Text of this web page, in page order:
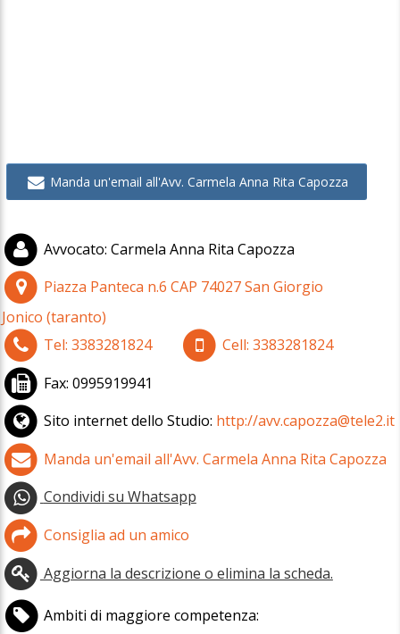
Manda un'email all'Avv. Carmela Anna Rita Capozza
Avvocato: Carmela Anna Rita Capozza
Piazza Panteca n.6 CAP 74027San Giorgio
Jonico (taranto)
Tel: 3383281824 Cell: 3383281824
Fax: 0995919941
Sito internet dello Studio: http://avv.capozza@tele2.it
Manda un'email all'Avv. Carmela Anna Rita Capozza
Condividi su Whatsapp
Consiglia ad un amico
Aggiorna la descrizione o elimina la scheda.
Ambiti di maggiore competenza: